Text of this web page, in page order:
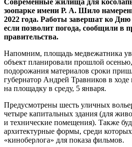
зоопарке имени Р. А. Шило
2022 года. Работы завершат ко
если позволит погода, сообщили в
правительства.
Напомним, площадь медвежатника
объект планировали прошлой осенью,
подорожания материалов сроки
губернатор Андрей Травников в
на площадку в среду, 5 января.
Предусмотрены шесть уличных
четыре капитальных здания (для
и технические помещения). Также
архитектурные формы, среди
«киноберлога» для показа фильмов.